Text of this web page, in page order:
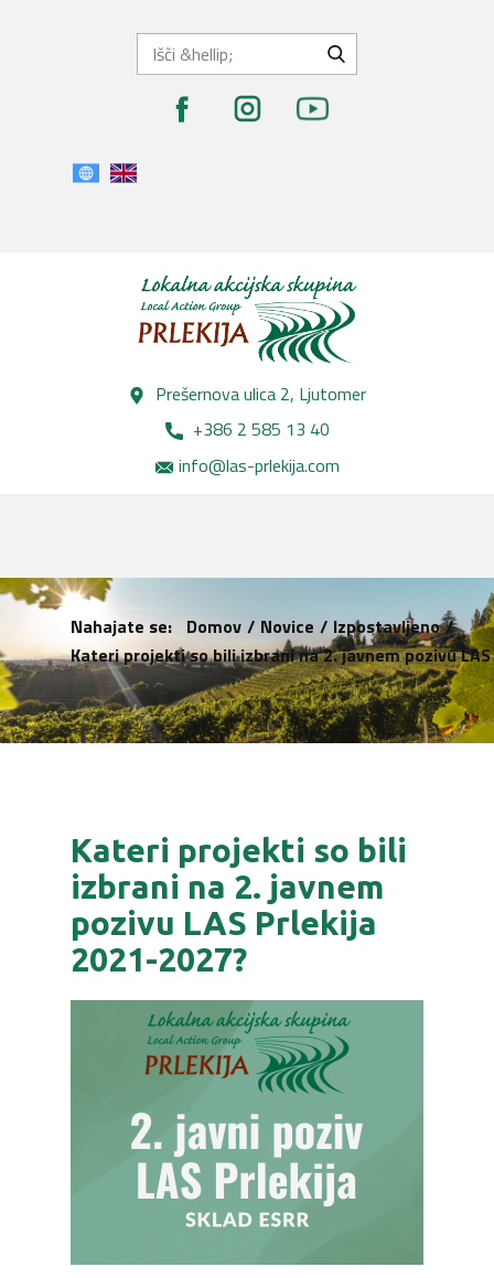
info@las-prlekija.com
+386 2 585 13 40
Prešernova ulica 2, Lj​utomer
Nahajate se: Domov / Novice / Izpostavljeno /
Kateri projekti so bili izbrani na 2. javnem pozivu
Kateri projekti so bili
izbrani na 2. javnem
pozivu LAS Prlekija
2021-2027?